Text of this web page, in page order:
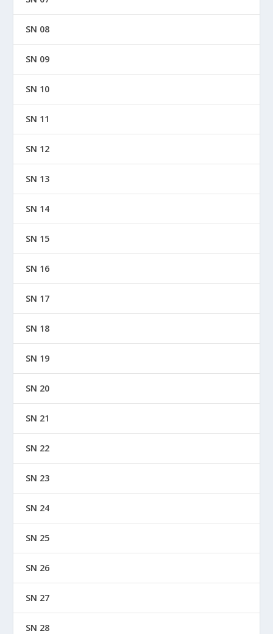
SN 08
SN 09
SN 10
SN 11
SN 12
SN 13
SN 14
SN 15
SN 16
SN 17
SN 18
SN 19
SN 20
SN 21
SN 22
SN 23
SN 24
SN 25
SN 26
SN 27
SN 28